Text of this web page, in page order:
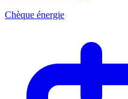
Chèque énergie